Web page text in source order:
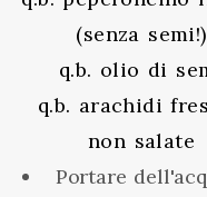
(senza semi!)
q.b. olio di
q.b. arachidi
non salate
Portare